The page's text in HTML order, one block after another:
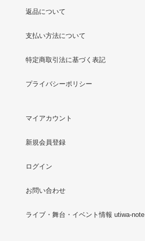
返品について
支払い方法について
特定商取引法に基づく表記
プライバシーポリシー
マイアカウント
新規会員登録
ログイン
お問い合わせ
ライブ・舞台・イベント情報 utiwa-note